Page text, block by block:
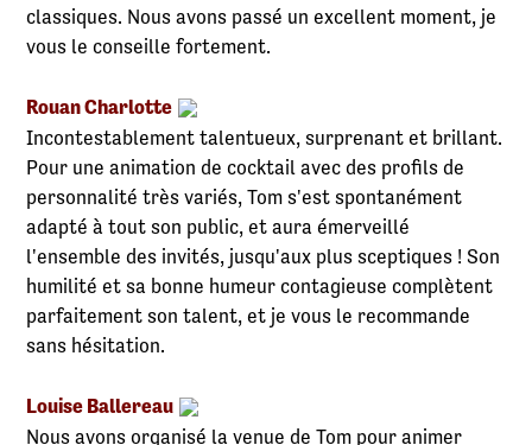
classiques. Nous avons passé un excellent moment, je
vous le conseille fortement.
Rouan Charlotte
Incontestablement talentueux, surprenant et brillant.
Pour une animation de cocktail avec des profils de
personnalité très variés, Tom s'est spontanément
adapté à tout son public, et aura émerveillé
l'ensemble des invités, jusqu'aux plus sceptiques ! Son
humilité et sa bonne humeur contagieuse complètent
parfaitement son talent, et je vous le recommande
sans hésitation.
Louise Ballereau
Nous avons organisé la venue de Tom pour animer